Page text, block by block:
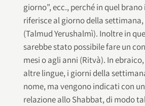
giorno”, ecc., perché in quel
riferisce al giorno della
(Talmud Yerushalmì). Inoltre in
sarebbe stato possibile fare un
mesi o agli anni (Ritvà). In
altre lingue, i giorni della
nome, ma vengono indicati con
relazione allo Shabbat, di modo